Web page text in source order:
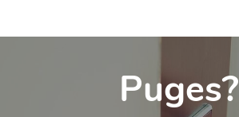
Puges?